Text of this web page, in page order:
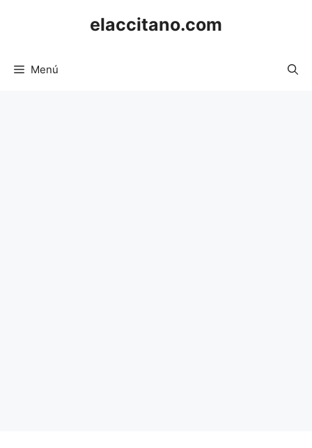
elaccitano.com
Menú